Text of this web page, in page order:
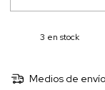
3 en stock
Medios de envío